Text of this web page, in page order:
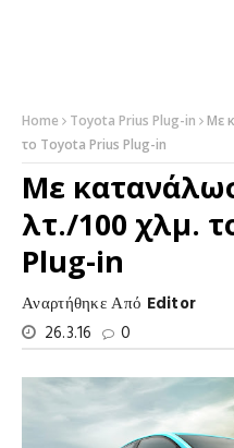
Home Toyota Prius Plug-in
Με
το Toyota Prius Plug-in
Με
λτ./100 χλμ.
Plug-in
Αναρτήθηκε Από Editor
26.3.16
0